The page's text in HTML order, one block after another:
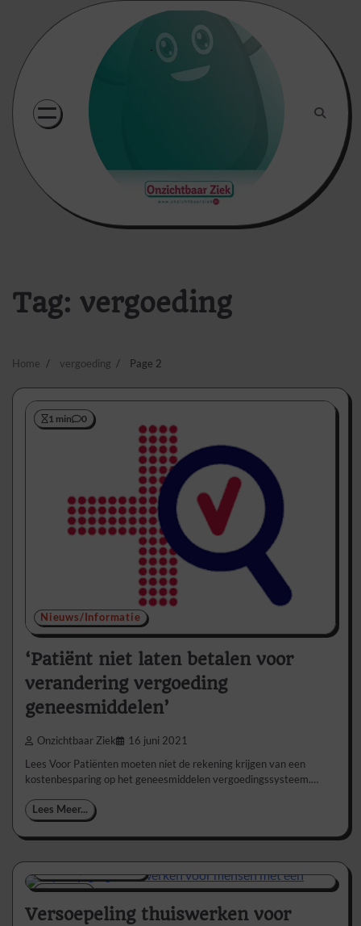
content
Tag: vergoeding
Home vergoeding Page 2
1 min 0
Nieuws/Informatie
‘Patiënt niet laten betalen voor
verandering vergoeding
geneesmiddelen’
Onzichtbaar Ziek 16 juni 2021
Lees Voor Patiënten moeten niet de rekening krijgen van een
kostenbesparing op het geneesmiddelen vergoedingssysteem.…
Lees Meer...
2 min 0
Nieuws/Informatie
Versoepeling thuiswerken voor